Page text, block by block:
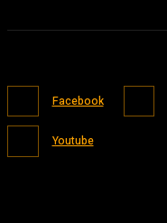
Facebook
Youtube